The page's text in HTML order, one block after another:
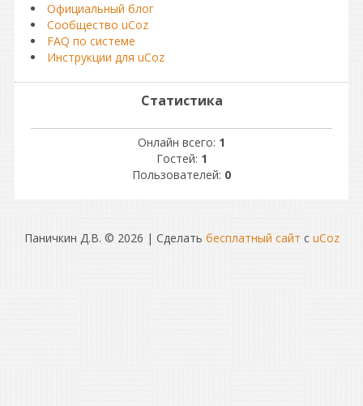
Официальный блог
Сообщество uCoz
FAQ по системе
Инструкции для uCoz
Статистика
Онлайн всего: 1
Гостей: 1
Пользователей: 0
Паничкин Д.В. © 2026 | Сделать бесплатный сайт с uCoz